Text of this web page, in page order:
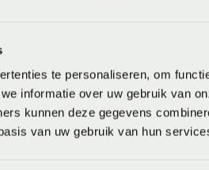
te personaliseren, om
informatie over uw gebruik van
kunnen deze gegevens
van uw gebruik van hun
SC